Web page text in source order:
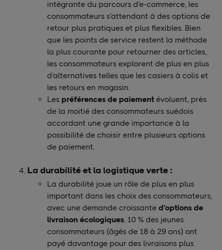
intégrante du parcours d’e-commerce, les
consommateurs s’attendant à des options de
retour plus pratiques et plus flexibles. Bien
que les points de service restent la méthode
la plus courante pour retourner des articles,
les consommateurs explorent de plus en plus
d’alternatives telles que les casiers à colis et
les retours en magasin.
Les préférences de paiement évoluent, près
de la moitié des consommateurs suédois
accordant une grande importance à la
possibilité de choisir entre plusieurs options
de paiement.
La durabilité et la logistique verte :
La durabilité joue un rôle de plus en plus
important dans les choix des consommateurs,
avec une demande croissante d’options de
livraison écologiques. 10 % des jeunes
consommateurs (âgés de 18 à 29 ans) ont
payé davantage pour des livraisons plus